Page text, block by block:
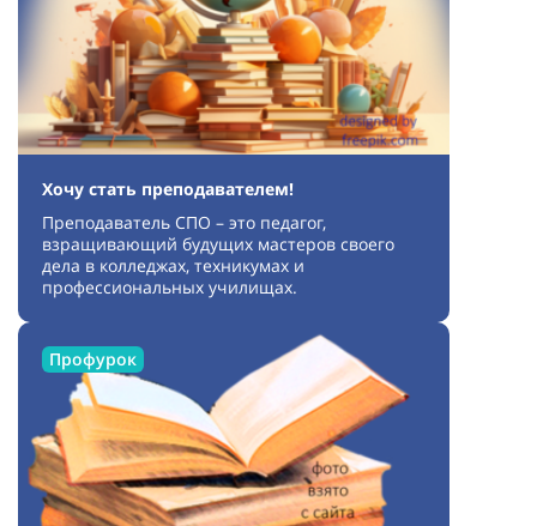
Хочу стать преподавателем!
Преподаватель СПО – это педагог,
взращивающий будущих мастеров своего
дела в колледжах, техникумах и
профессиональных училищах.
Профурок